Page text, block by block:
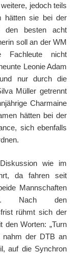
jedoch teils
hätten sie bei der
den besten acht
soll an der WM
Fachleute nicht
Leonie Adam
nur durch die
Müller getrennt
Charmaine
hätten bei der
sich ebenfalls
wie im
da fahren seit
Mannschaften
Nach den
rühmt sich der
den Worten: „Turn
nahm der DTB an
auf die Synchron